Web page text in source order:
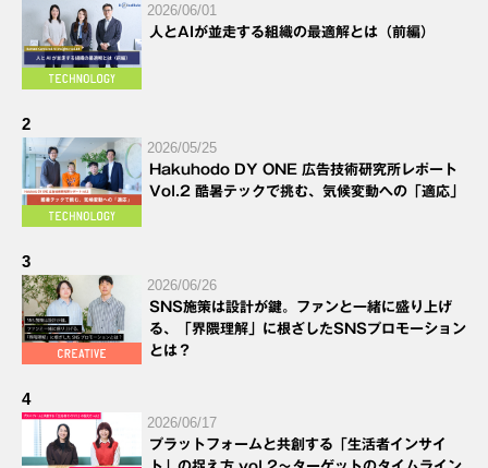
2026/06/01
人とAIが並走する組織の最適解とは（前編）
2
2026/05/25
Hakuhodo DY ONE 広告技術研究所レポート
Vol.2 酷暑テックで挑む、気候変動への「適応」
3
2026/06/26
SNS施策は設計が鍵。ファンと一緒に盛り上げ
る、「界隈理解」に根ざしたSNSプロモーション
とは？
4
2026/06/17
プラットフォームと共創する「生活者インサイ